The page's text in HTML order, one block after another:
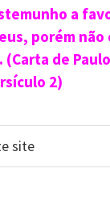
a
porém não
de
2)